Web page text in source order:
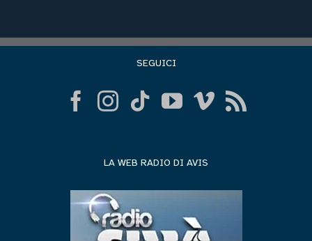
SEGUICI
LA WEB RADIO DI AVIS